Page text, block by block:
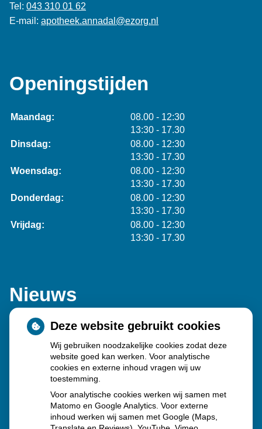
Tel: 043 310 01 62
E-mail: apotheek.annadal@ezorg.nl
Openingstijden
Maandag: 08.00 tot
- 12:30
13:30 tot
- 17.30
Dinsdag:
08.00 tot
- 12:30
13:30 tot
- 17.30
Woensdag:
08.00 tot
- 12:30
13:30 tot
- 17.30
Donderdag:
08.00 tot
- 12:30
13:30 tot
- 17.30
Vrijdag:
08.00 tot
- 12:30
13:30 tot
- 17.30
Nieuws
Sinds huisartsen afslankmedicijnen mogen voorschrijven,
neemt gebruik toe
Schurft sinds corona geen vergeten ziekte meer: aantal
uitbraken fors gestegen
Stoppen met afslankmedicijnen betekent zonder
leefstijlaanpassingen weer gewichtstoename
Deze website gebruikt cookies
Wij gebruiken noodzakelijke cookies zodat deze
website goed kan werken. Voor analytische
cookies en externe inhoud vragen wij uw
toestemming.
Voor analytische cookies werken wij samen met
Matomo en Google Analytics. Voor externe
inhoud werken wij samen met Google (Maps,